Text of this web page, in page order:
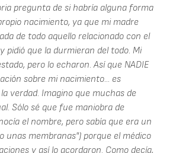
pregunta de si habría alguna forma
nacimiento, ya que mi madre
de todo aquello relacionado con el
pidió que la durmieran del todo. Mi
pero lo echaron. Así que NADIE
sobre mi nacimiento... es
verdad. Imagino que muchas de
Sólo sé que fue maniobra de
el nombre, pero sabía que era un
unas membranas") porque el médico
y así lo acordaron. Como decía,